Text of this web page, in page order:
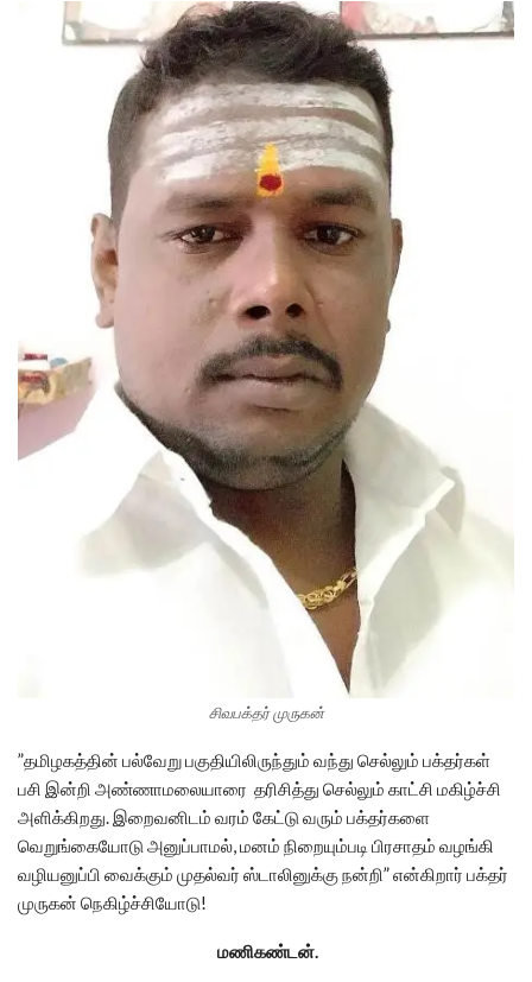
சிவபக்தர் முருகன்
”தமிழகத்தின் பல்வேறு பகுதியிலிருந்தும் வந்து செல்லும் பக்தர்கள்
பசி இன்றி அண்ணாமலையாரை தரிசித்து செல்லும் காட்சி மகிழ்ச்சி
அளிக்கிறது. இறைவனிடம் வரம் கேட்டு வரும் பக்தர்களை
வெறுங்கையோடு அனுப்பாமல், மனம் நிறையும்படி பிரசாதம் வழங்கி
வழியனுப்பி வைக்கும் முதல்வர் ஸ்டாலினுக்கு நன்றி” என்கிறார் பக்தர்
முருகன் நெகிழ்ச்சியோடு!
மணிகண்டன்.